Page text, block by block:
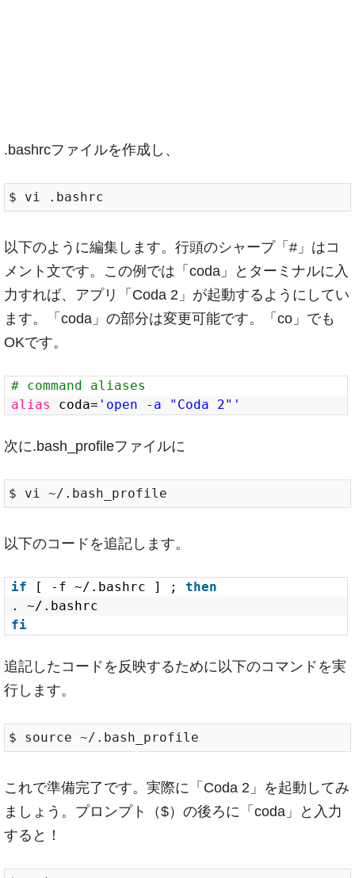
.bashrcファイルを作成し、
以下のように編集します。行頭のシャープ「#」はコ
メント文です。この例では「coda」とターミナルに入
力すれば、アプリ「Coda 2」が起動するようにしてい
ます。「coda」の部分は変更可能です。「co」でも
OKです。
# command aliases
alias
coda= 'open -a "Coda 2"'
次に.bash_profileファイルに
以下のコードを追記します。
if [ -f ~/.bashrc ] ; then
. ~/.bashrc
fi
追記したコードを反映するために以下のコマンドを実
行します。
これで準備完了です。実際に「Coda 2」を起動してみ
ましょう。プロンプト（$）の後ろに「coda」と入力
すると！